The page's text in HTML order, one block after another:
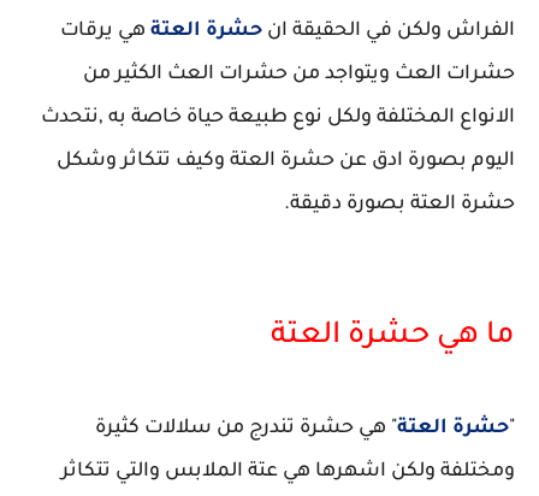
الفراش ولكن في الحقيقة ان حشرة العتة هي يرقات
حشرات العث ويتواجد من حشرات العث الكثير من
الانواع المختلفة ولكل نوع طبيعة حياة خاصة به ,نتحدث
اليوم بصورة ادق عن حشرة العتة وكيف تتكاثر وشكل
حشرة العتة بصورة دقيقة.
ما هي حشرة العتة
"حشرة العتة" هي حشرة تندرج من سلالات كثيرة
ومختلفة ولكن اشهرها هي عتة الملابس والتي تتكاثر